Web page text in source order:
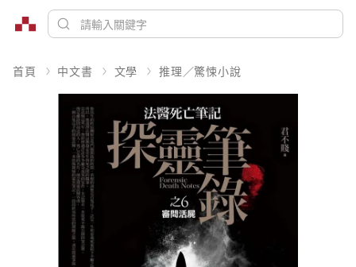
首頁 中文書 文學 推理／驚悚小說